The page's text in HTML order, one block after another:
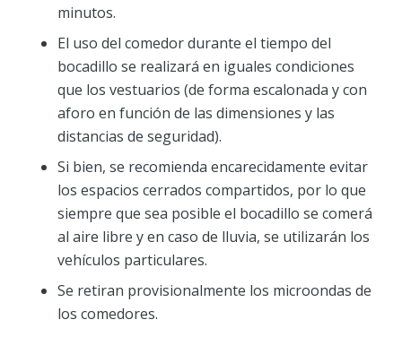
minutos.
El uso del comedor durante el tiempo del
bocadillo se realizará en iguales condiciones
que los vestuarios (de forma escalonada y con
aforo en función de las dimensiones y las
distancias de seguridad).
Si bien, se recomienda encarecidamente evitar
los espacios cerrados compartidos, por lo que
siempre que sea posible el bocadillo se comerá
al aire libre y en caso de lluvia, se utilizarán los
vehículos particulares.
Se retiran provisionalmente los microondas de
los comedores.